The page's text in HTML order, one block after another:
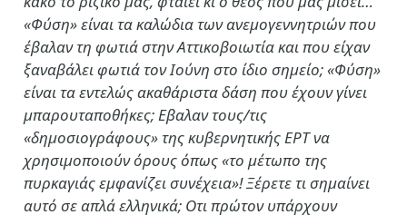
«Φύση» είναι τα καλώδια των ανεμογεννητριών που
έβαλαν τη φωτιά στην Αττικοβοιωτία και που είχαν
ξαναβάλει φωτιά τον Ιούνη στο ίδιο σημείο; «Φύση»
είναι τα εντελώς ακαθάριστα δάση που έχουν γίνει
μπαρουταποθήκες; Εβαλαν τους/τις
«δημοσιογράφους» της κυβερνητικής ΕΡΤ να
χρησιμοποιούν όρους όπως «το μέτωπο της
πυρκαγιάς εμφανίζει συνέχεια»! Ξέρετε τι σημαίνει
αυτό σε απλά ελληνικά; Οτι πρώτον υπάρχουν